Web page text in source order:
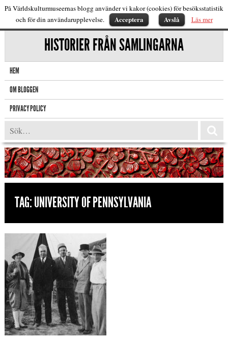
HISTORIER FRÅN SAMLINGARNA
HEM
OM BLOGGEN
PRIVACY POLICY
TAG:UNIVERSITY OF PENNSYLVANIA
På Världskulturmuseernas blogg använder vi kakor (cookies) för besöksstatistik
och för din användarupplevelse.
Acceptera Avslå Läs mer